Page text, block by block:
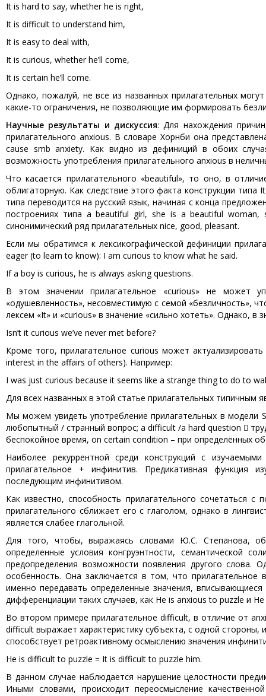
It is hard to say, whether he is right,
It is difficult to understand him,
It is easy to deal with,
It is curious, whether he’ll come,
It is certain he’ll come.
Однако, пожалуй, не все из названных прилагательных
какие-то ограничения, не позволяющие им формировать
Научные результаты и дискуссия: Для нахождения
прилагательного anxious. В словаре Хорнби она
cause smb anxiety. Как видно из дефиниций в обоих
возможность употребления прилагательного anxious в
Что касается прилагательного «beautiful», то оно, в
облигаторную. Как следствие этого факта конструкции
типа переводится на русский язык, начиная с конца
построениях типа а beautiful girl, she is a beautiful
синонимический ряд прилагательных nice, good, pleasant.
Если мы обратимся к лексикографической дефиниции
eager (to learn to know): I am curious to know what he said.
If a boy is curious, he is always asking questions.
В этом значении прилагательное «curious» не может
«одушевленность», несовместимую с семой «безличность»,
лексем «It» и «curious» в значение «сильно хотеть». Однако,
Isn’t it curious we’ve never met before?
Кроме того, прилагательное curious может
interest in the affairs of others). Например:
I was just curious because it seems like a strange thing to do to
Для всех названных в этой статье прилагательных типичным
Мы можем увидеть употребление прилагательных в модели
любопытный / странный вопрос; a difficult /a hard question 
беспокойное время, on certain condition – при определённых
Наиболее рекуррентной среди конструкций с
прилагательное + инфинитив. Предикативная функция
последующим инфинитивом.
Как известно, способность прилагательного сочетаться
прилагательного сближает его с глаголом, однако в
является слабее глагольной.
Для того, чтобы, выражаясь словами Ю.С. Степанова,
определенные условия конгруэнтности, семантической
предопределения возможности появления другого слова.
особенность. Она заключается в том, что
именно передавать определенные значения,
дифференциации таких случаев, как He is anxious to puzzle и
Во втором примере прилагательное difficult, в отличие от
difficult выражает характеристику субъекта, с одной стороны,
способствует ретроактивному осмыслению значения
He is difficult to puzzle = It is difficult to puzzle him.
В данном случае наблюдается нарушение целостности
Иными словами, происходит переосмысление